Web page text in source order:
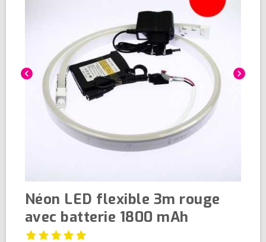
chevron_left chevron_right
Néon LED flexible 3m rouge
avec batterie 1800 mAh